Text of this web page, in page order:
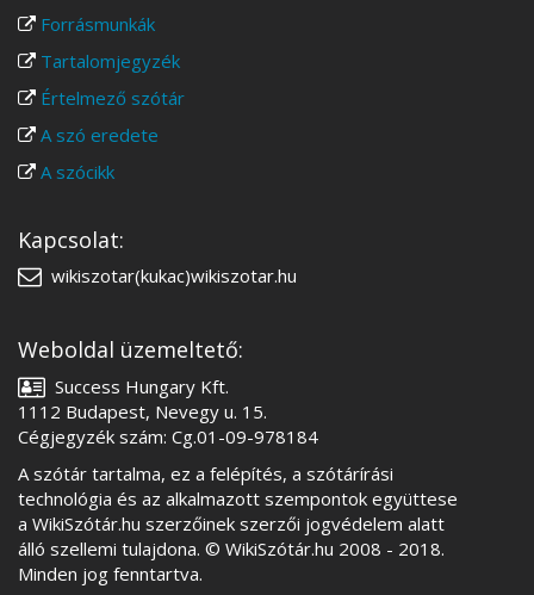
Forrásmunkák
Tartalomjegyzék
Értelmező szótár
A szó eredete
A szócikk
Kapcsolat:
wikiszotar(kukac)wikiszotar.hu
Weboldal üzemeltető:
Success Hungary Kft.
1112 Budapest, Nevegy u. 15.
Cégjegyzék szám: Cg.01-09-978184
A szótár tartalma, ez a felépítés, a szótárírási
technológia és az alkalmazott szempontok együttese
a WikiSzótár.hu szerzőinek szerzői jogvédelem alatt
álló szellemi tulajdona. © WikiSzótár.hu 2008 - 2018.
Minden jog fenntartva.